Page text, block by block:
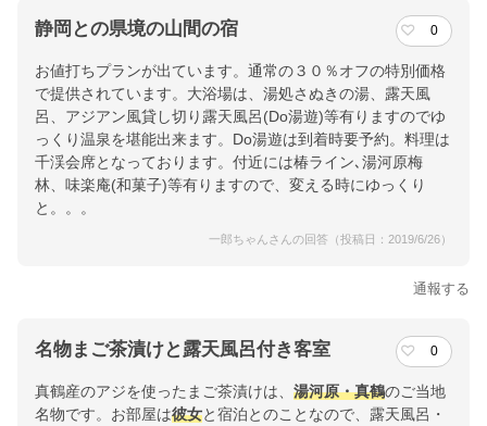
静岡との県境の山間の宿 0
お値打ちプランが出ています。通常の３０％オフの特別価格
で提供されています。大浴場は、湯処さぬきの湯、露天風
呂、アジアン風貸し切り露天風呂(Do湯遊)等有りますのでゆ
っくり温泉を堪能出来ます。Do湯遊は到着時要予約。料理は
千渓会席となっております。付近には椿ライン､湯河原梅
林、味楽庵(和菓子)等有りますので、変える時にゆっくり
と。。。
一郎ちゃんさんの回答（投稿日：2019/6/26）
通報する
名物まご茶漬けと露天風呂付き客室 0
真鶴産のアジを使ったまご茶漬けは、 湯河原・真鶴のご当地
名物です。お部屋は彼女と宿泊とのことなので、露天風呂・